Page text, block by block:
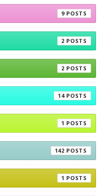
9
2
2
14
1
142
1